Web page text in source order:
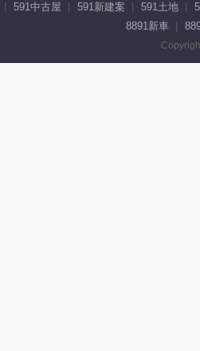
591中古屋 591新建案 591土地
8891新車